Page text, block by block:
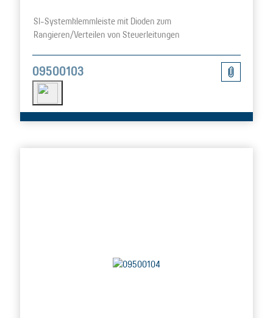
SI-Systemklemmleiste mit Dioden zum
Rangieren/Verteilen von Steuerleitungen
09500103